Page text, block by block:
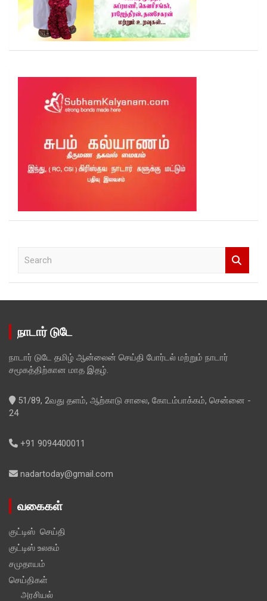
c
நாடார் டுடே
நாடார் டுடே தமிழ் ஆன்லைன் செய்தி போர்டல் மற்றும் நாடார்
சமூகத்திற்கான மாத இதழ்.
51/89, 2வது தளம், ஆற்காடு சாலை, கோடம்பாக்கம், சென்னை -
24
+91 9094400011
nadartoday@gmail.com
வகைகள்
குட்டிஸ் செய்தி
குட்டிஸ் உலகம்
சமுதாயம்
செய்திகள்
அரசியல்